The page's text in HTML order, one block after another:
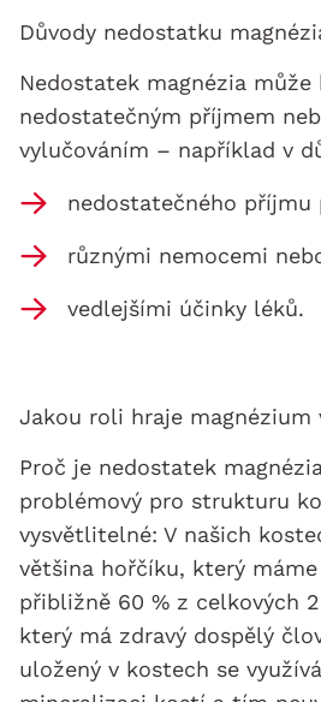
Důvody nedostatku
Nedostatek magnézia může
nedostatečným příjmem
vylučováním – například v
nedostatečného příjmu
různými nemocemi
vedlejšími účinky léků.
Jakou roli hraje
Proč je nedostatek
problémový pro strukturu
vysvětlitelné: V našich
většina hořčíku, který
přibližně 60 % z celkových
který má zdravý dospělý
uložený v kostech se